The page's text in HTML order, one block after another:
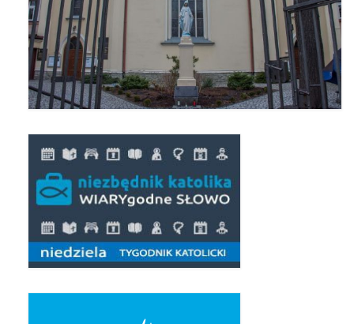
Pierwsza Komunia Święta – Grupa 2
Pierwsza Komunia Święta – Grupa 3
Boże Ciało
Uroczystość Św. Jakuba Apostoła 2020
Wizytacja Kanoniczna 21.06.2020
GODZINA ŚWIĘTA W ŚWIĘTO
MIŁOSIERDZIA BOŻEGO
Opłatek Wspólnot Parafialnych